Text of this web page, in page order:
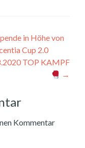
in Höhe von
Cup 2.0
TOP KAMPF
→
Kommentar